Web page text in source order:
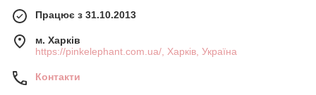
Працює з 31.10.2013
м. Харків
https://pinkelephant.com.ua/, Харків, Україна
Контакти